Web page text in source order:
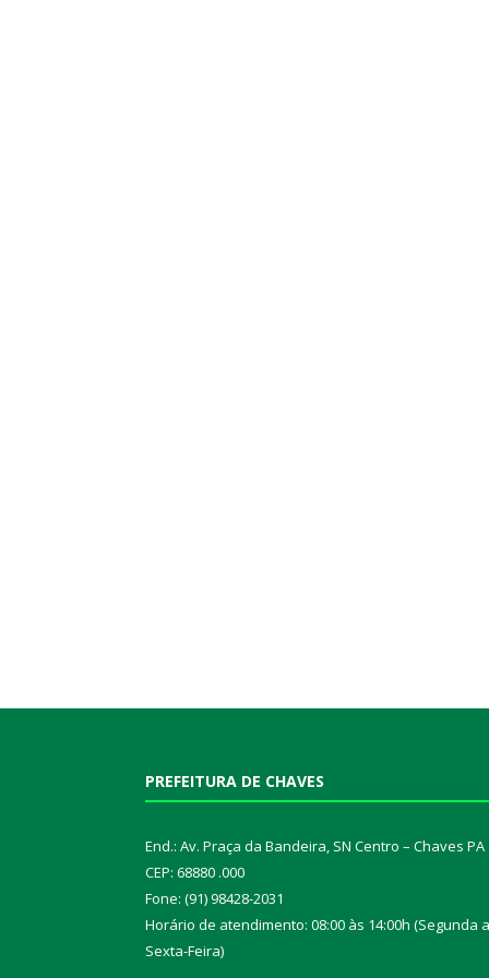
PREFEITURA DE CHAVES
End.: Av. Praça da Bandeira, SN Centro – Chaves PA
CEP: 68880 .000
Fone: (91) 98428-2031
Horário de atendimento: 08:00 às 14:00h (Segunda a
Sexta-Feira)